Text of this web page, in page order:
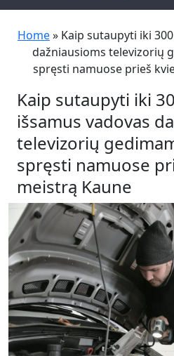
Home» Kaip sutaupyti iki
dažniausioms televizorių
spręsti namuose prieš
Kaip sutaupyti iki
išsamus vadovas
televizorių
spręsti namuose
meistrą Kaune